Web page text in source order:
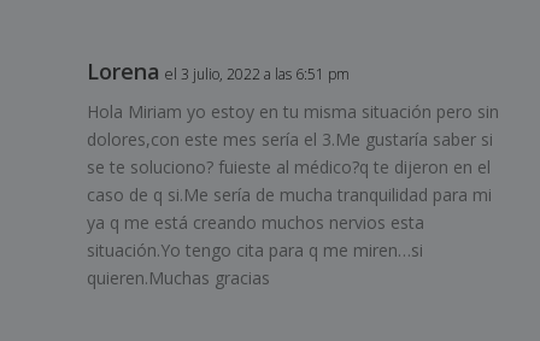
Lorena el 3 julio, 2022 a las 6:51 pm
Hola Miriam yo estoy en tu misma situación pero sin
dolores,con este mes sería el 3.Me gustaría saber si
se te soluciono? fuieste al médico?q te dijeron en el
caso de q si.Me sería de mucha tranquilidad para mi
ya q me está creando muchos nervios esta
situación.Yo tengo cita para q me miren…si
quieren.Muchas gracias